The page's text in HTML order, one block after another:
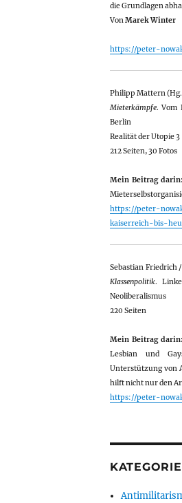
die Grundlagen
VonMarek Winter
https://peter-
Philipp Mattern
Mieterkämpfe. Vom
Berlin
Realität der Utopie 3
212 Seiten, 30 Fotos
Mein Beitrag darin:
https://peter-
kaiserreich-bis-
Sebastian Friedrich
Klassenpolitik.
Neoliberalismus
220 Seiten
Mein Beitrag darin:
Lesbian und
Unterstützung von
hilft nicht nur den
https://peter-